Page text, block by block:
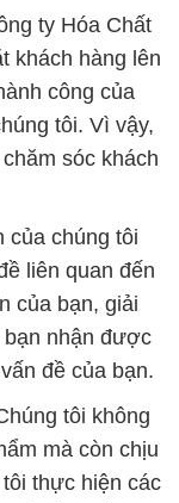
ty Hóa Chất
khách hàng lên
công của
tôi. Vì vậy,
sóc khách
của chúng tôi
liên quan đến
của bạn, giải
bạn nhận được
đề của bạn.
tôi không
mà còn chịu
thực hiện các